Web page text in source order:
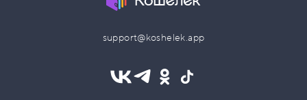
support@koshelek.app